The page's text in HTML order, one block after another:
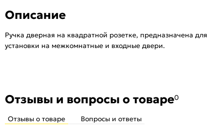
Описание
Ручка дверная на квадратной розетке, предназначена для
установки на межкомнатные и входные двери.
Отзывы и вопросы о товаре0
Отзывы о товаре Вопросы и ответы